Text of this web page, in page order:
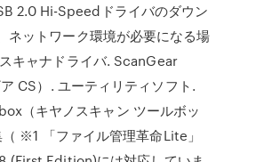
2.0 Hi-Speedドライバのダウン
ネットワーク環境が必要になる場
キャナドライバ. ScanGear
CS）. ユーティリティソフト.
（キヤノスキャン ツールボッ
※1 「ファイル管理革命Lite」